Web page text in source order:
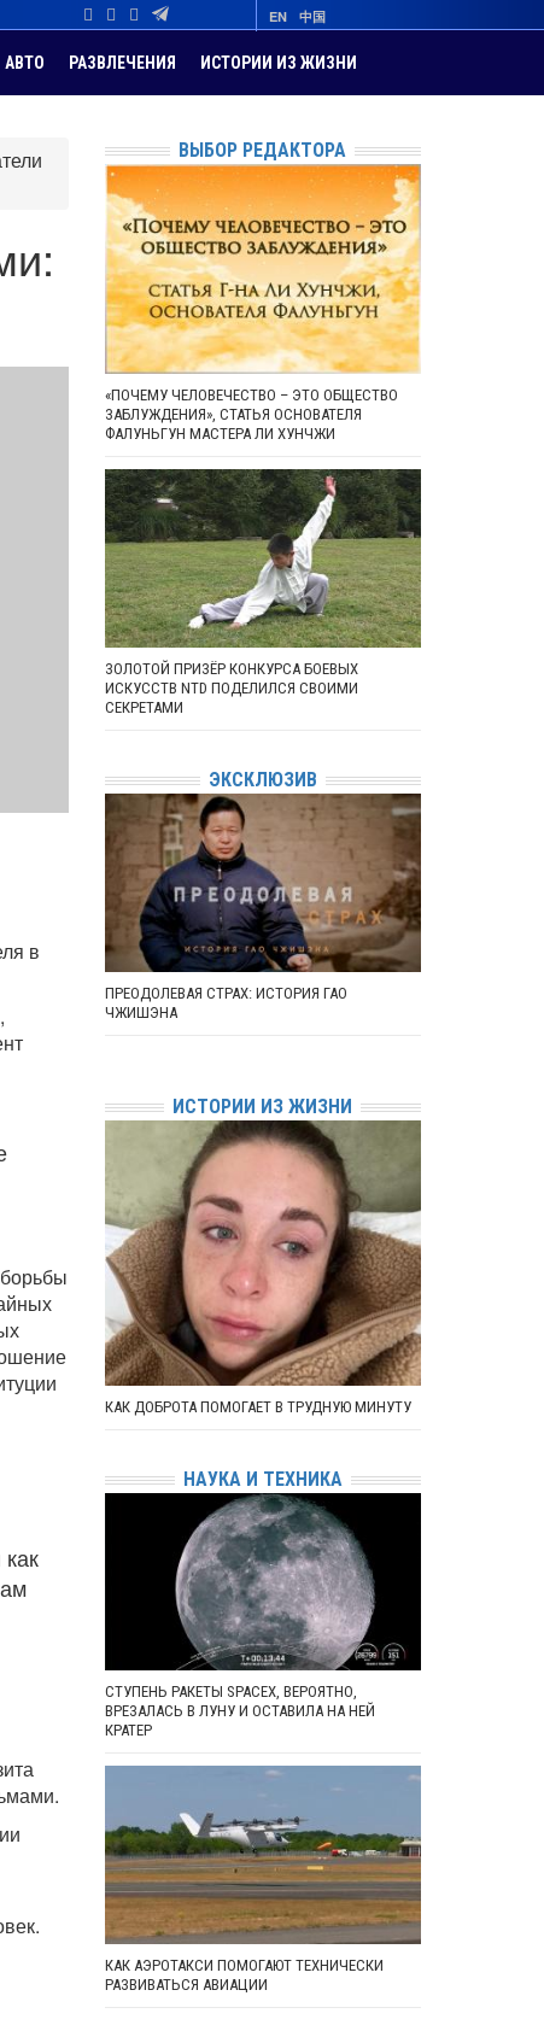
EN 中国
АВТО РАЗВЛЕЧЕНИЯ ИСТОРИИ ИЗ ЖИЗНИ
в
ВЫБОР РЕДАКТОРА
«ПОЧЕМУ ЧЕЛОВЕЧЕСТВО – ЭТО ОБЩЕСТВО
ЗАБЛУЖДЕНИЯ», СТАТЬЯ ОСНОВАТЕЛЯ
ФАЛУНЬГУН МАСТЕРА ЛИ ХУНЧЖИ
ЗОЛОТОЙ ПРИЗЁР КОНКУРСА БОЕВЫХ
ИСКУССТВ NTD ПОДЕЛИЛСЯ СВОИМИ
СЕКРЕТАМИ
ЭКСКЛЮЗИВ
ПРЕОДОЛЕВАЯ СТРАХ: ИСТОРИЯ ГАО
ЧЖИШЭНА
ИСТОРИИ ИЗ ЖИЗНИ
КАК ДОБРОТА ПОМОГАЕТ В ТРУДНУЮ МИНУТУ
НАУКА И ТЕХНИКА
СТУПЕНЬ РАКЕТЫ SPACEX, ВЕРОЯТНО,
ВРЕЗАЛАСЬ В ЛУНУ И ОСТАВИЛА НА НЕЙ
КРАТЕР
КАК АЭРОТАКСИ ПОМОГАЮТ ТЕХНИЧЕСКИ
РАЗВИВАТЬСЯ АВИАЦИИ